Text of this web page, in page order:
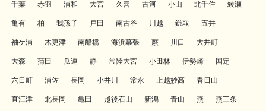
千葉 赤羽 浦和 大宮 久喜 古河 小山 北千住 綾瀬
亀有 柏 我孫子 戸田 南古谷 川越 鎌取 五井
袖ケ浦 木更津 南船橋 海浜幕張 蕨 川口 大井町
大森 蒲田 瓜連 静 常陸大宮 小田林 伊勢崎 国定
六日町 浦佐 長岡 小井川 常永 上越妙高 春日山
直江津 北長岡 亀田 越後石山 新潟 青山 燕 燕三条